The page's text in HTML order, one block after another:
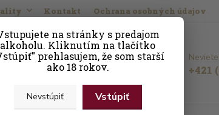
na stránky s predajom
alkoholu. Kliknutím na tlačítko
prehlasujem, že som starší
ako 18 rokov.
Nevstúpiť Vstúpiť
Kontakt Ochrana osobných údajov
Hľadať +421